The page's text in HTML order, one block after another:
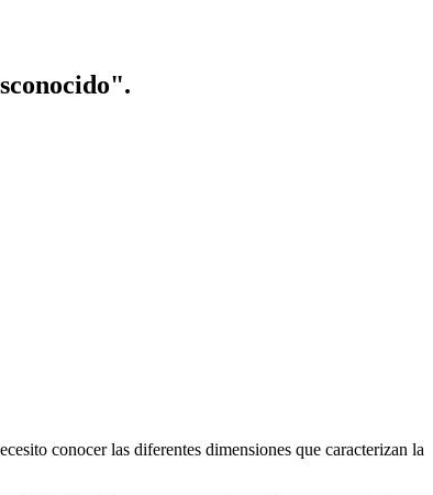
conocer las diferentes dimensiones que caracterizan la